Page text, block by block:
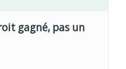
gagné, pas un